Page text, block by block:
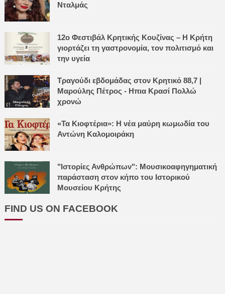
Νταλμάς
12ο Φεστιβάλ Κρητικής Κουζίνας – Η Κρήτη
γιορτάζει τη γαστρονομία, τον πολιτισμό και
την υγεία
Τραγούδι εβδομάδας στον Κρητικό 88,7 |
Μαρούλης Πέτρος - Ηπια Κρασί Πολλώ
χρονώ
«Τα Κιοφτέρια»: Η νέα μαύρη κωμωδία του
Αντώνη Καλομοιράκη
"Ιστορίες Ανθρώπων": Μουσικοαφηγηματική
παράσταση στον κήπο του Ιστορικού
Μουσείου Κρήτης
FIND US ON FACEBOOK